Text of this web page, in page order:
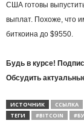
США готовы
выплат. Похоже, что
биткоина до $9550.
Будь в курсе!
Обсудить
ИСТОЧНИК
ССЫЛКА
ТЕГИ
#BITCOIN